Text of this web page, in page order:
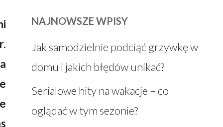
NAJNOWSZE WPISY
Jak samodzielnie podciąć grzywkę w
domu i jakich błędów unikać?
Serialowe hity na wakacje – co
oglądać w tym sezonie?